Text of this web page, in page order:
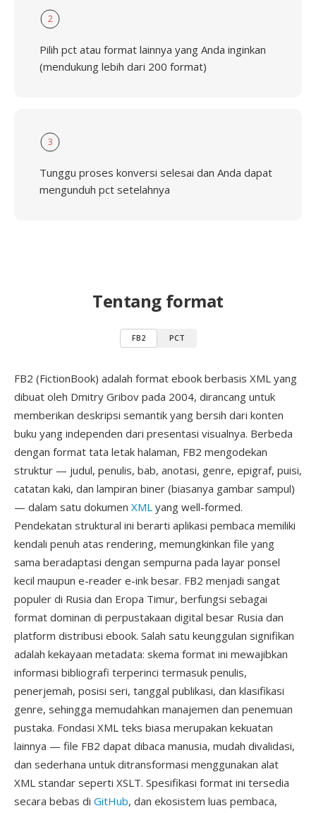
2
Pilih pct atau format lainnya yang Anda inginkan
(mendukung lebih dari 200 format)
3
Tunggu proses konversi selesai dan Anda dapat
mengunduh pct setelahnya
Tentang format
FB2 PCT
FB2 (FictionBook) adalah format ebook berbasis XML yang
dibuat oleh Dmitry Gribov pada 2004, dirancang untuk
memberikan deskripsi semantik yang bersih dari konten
buku yang independen dari presentasi visualnya. Berbeda
dengan format tata letak halaman, FB2 mengodekan
struktur — judul, penulis, bab, anotasi, genre, epigraf, puisi,
catatan kaki, dan lampiran biner (biasanya gambar sampul)
— dalam satu dokumen XML yang well-formed.
Pendekatan struktural ini berarti aplikasi pembaca memiliki
kendali penuh atas rendering, memungkinkan file yang
sama beradaptasi dengan sempurna pada layar ponsel
kecil maupun e-reader e-ink besar. FB2 menjadi sangat
populer di Rusia dan Eropa Timur, berfungsi sebagai
format dominan di perpustakaan digital besar Rusia dan
platform distribusi ebook. Salah satu keunggulan signifikan
adalah kekayaan metadata: skema format ini mewajibkan
informasi bibliografi terperinci termasuk penulis,
penerjemah, posisi seri, tanggal publikasi, dan klasifikasi
genre, sehingga memudahkan manajemen dan penemuan
pustaka. Fondasi XML teks biasa merupakan kekuatan
lainnya — file FB2 dapat dibaca manusia, mudah divalidasi,
dan sederhana untuk ditransformasi menggunakan alat
XML standar seperti XSLT. Spesifikasi format ini tersedia
secara bebas di GitHub, dan ekosistem luas pembaca,